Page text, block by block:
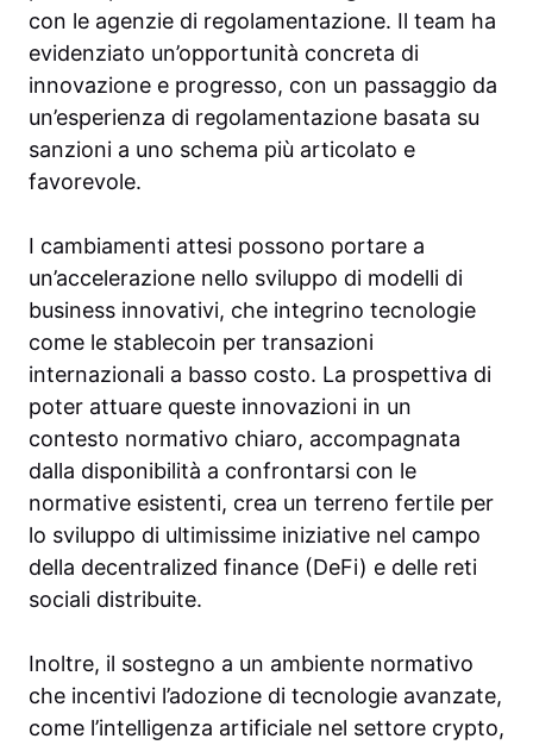
con le agenzie di regolamentazione. Il team ha
evidenziato un’opportunità concreta di
innovazione e progresso, con un passaggio da
un’esperienza di regolamentazione basata su
sanzioni a uno schema più articolato e
favorevole.
I cambiamenti attesi possono portare a
un’accelerazione nello sviluppo di modelli di
business innovativi, che integrino tecnologie
come le stablecoin per transazioni
internazionali a basso costo. La prospettiva di
poter attuare queste innovazioni in un
contesto normativo chiaro, accompagnata
dalla disponibilità a confrontarsi con le
normative esistenti, crea un terreno fertile per
lo sviluppo di ultimissime iniziative nel campo
della decentralized finance (DeFi) e delle reti
sociali distribuite.
Inoltre, il sostegno a un ambiente normativo
che incentivi l’adozione di tecnologie avanzate,
come l’intelligenza artificiale nel settore crypto,